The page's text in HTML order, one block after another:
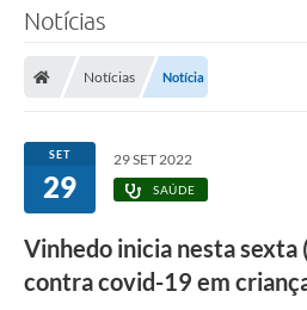
Licitações
Transparência
Concursos e Processos Seletivos
Notícias
Notícias Notícia
SET
29
29 SET 2022
SAÚDE
Vinhedo inicia nesta sexta
contra covid-19 em